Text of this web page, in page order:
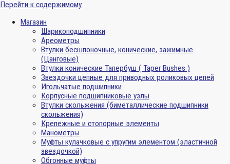
Перейти к содержимому
Магазин
Шарикоподшипники
Ареометры
Втулки бесшпоночные, конические, зажимные
(Цанговые)
Втулки конические Тапербуш ( Taper Bushes )
Звездочки цепные для приводных роликовых цепей
Игольчатые подшипники
Корпусные подшипниковые узлы
Втулки скольжения (биметаллические подшипники
скольжения)
Крепежные и стопорные элементы
Манометры
Муфты кулачковые с упругим элементом (эластичной
звездочкой)
Обгонные муфты